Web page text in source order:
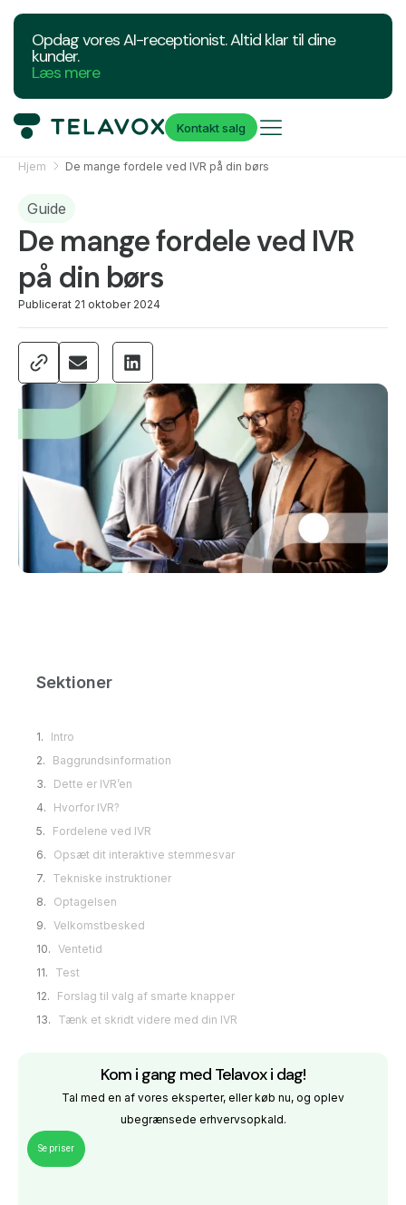
Opdag vores AI-receptionist. Altid klar til dine
kunder.
Læs mere
Kontakt salg
Hjem De mange fordele ved IVR på din børs
Guide
De mange fordele ved IVR
på din børs
Publicerat 21 oktober 2024
Sektioner
Intro
Baggrundsinformation
Dette er IVR’en
Hvorfor IVR?
Fordelene ved IVR
Opsæt dit interaktive stemmesvar
Tekniske instruktioner
Optagelsen
Velkomstbesked
Ventetid
Test
Forslag til valg af smarte knapper
Tænk et skridt videre med din IVR
Kom i gang med Telavox i dag!
Tal med en af vores eksperter, eller køb nu, og oplev
ubegrænsede erhvervsopkald.
Se priser